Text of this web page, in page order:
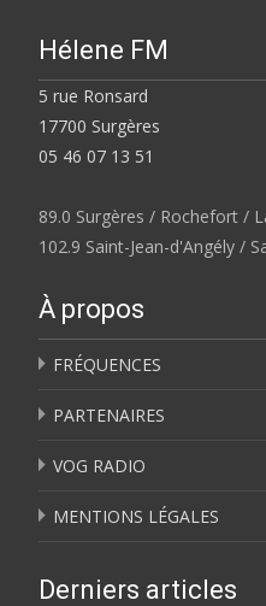
Hélene FM
5 rue Ronsard
17700 Surgères
05 46 07 13 51
89.0 Surgères / Rochefort /
102.9 Saint-Jean-d'Angély /
À propos
FRÉQUENCES
PARTENAIRES
VOG RADIO
MENTIONS LÉGALES
Derniers articles